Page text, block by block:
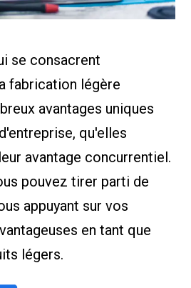
de
Nous
se consacrent
fabrication légère
avantages uniques
qu'elles
avantage concurrentiel.
pouvez tirer parti de
appuyant sur vos
en tant que
légers.